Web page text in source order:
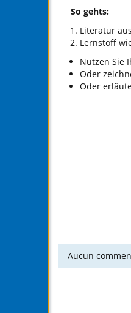
So gehts:
Literatur
Lernstoff
Nutzen Sie
Oder
Oder
Aucun